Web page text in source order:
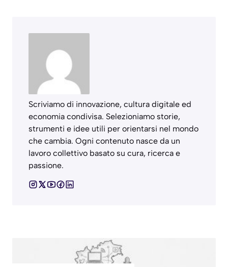
Scriviamo di innovazione, cultura digitale ed
economia condivisa. Selezioniamo storie,
strumenti e idee utili per orientarsi nel mondo
che cambia. Ogni contenuto nasce da un
lavoro collettivo basato su cura, ricerca e
passione.